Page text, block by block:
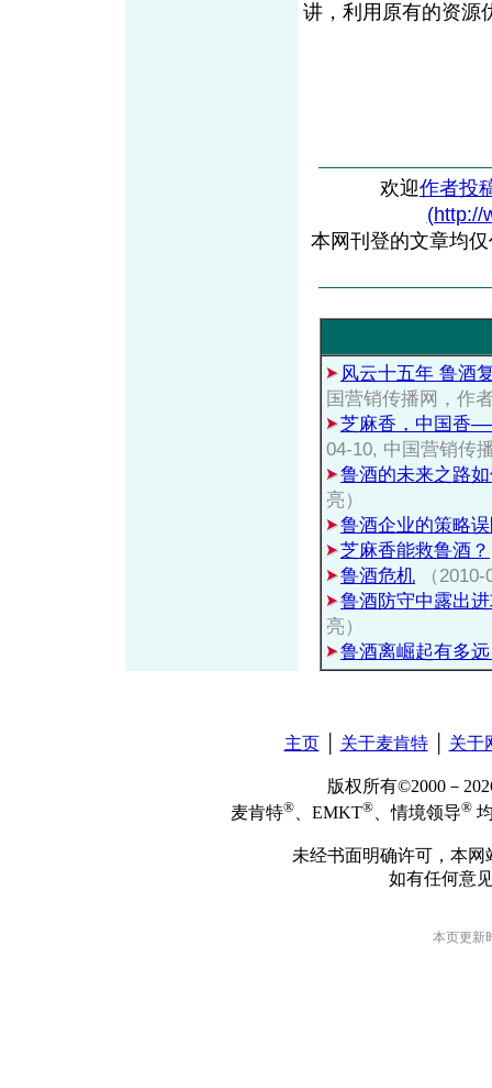
讲，利用原有的资源
欢迎作者投
(http://
本网刊登的文章均
风云十五年 鲁酒
国营销传播网，作
芝麻香，中国香
04-10, 中国营销传
鲁酒的未来之路
亮）
鲁酒企业的策略
芝麻香能救鲁酒？
鲁酒危机
（
鲁酒防守中露出
亮）
鲁酒离崛起有多
主页│ 关于麦肯特│ 关于
版权所有©2000－
麦肯特® 、EMKT® 、情境领导®
未经书面明确许可，本
如有任何意
本页更新